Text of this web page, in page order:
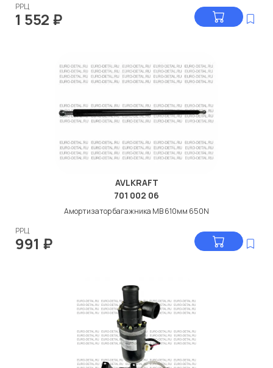
РРЦ
1 552 ₽
AVLKRAFT
701 002 06
Амортизатор багажника МВ 610мм 650N
РРЦ
991 ₽